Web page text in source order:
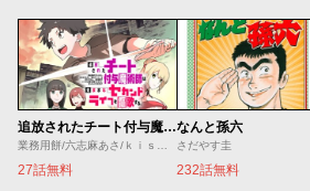
追放されたチート付与魔術師は気ままなセカンドライフを謳歌する。 ～俺は武器だけじゃなく、あらゆるものに『強化ポイント』を付与できるし、俺の意思でいつでも効果を解除できるけど、残った人たち大丈夫？～
27話無料
なんと孫六
さだやす圭
232話無料